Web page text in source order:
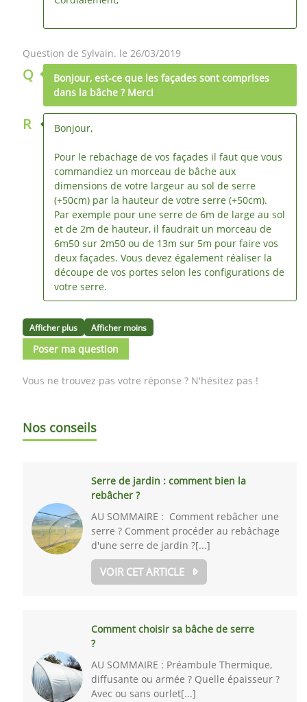
Question de Sylvain. le 26/03/2019
Q
Bonjour, est-ce que les façades sont comprises
dans la bâche ? Merci
R Bonjour,
Pour le rebachage de vos façades il faut que vous
commandiez un morceau de bâche aux
dimensions de votre largeur au sol de serre
(+50cm) par la hauteur de votre serre (+50cm).
Par exemple pour une serre de 6m de large au sol
et de 2m de hauteur, il faudrait un morceau de
6m50 sur 2m50 ou de 13m sur 5m pour faire vos
deux façades. Vous devez également réaliser la
découpe de vos portes selon les configurations de
votre serre.
Afficher plus Afficher moins
Poser ma question
Vous ne trouvez pas votre réponse ? N'hésitez pas !
Nos conseils
Serre de jardin : comment bien la
rebâcher ?
AU SOMMAIRE : Comment rebâcher une
serre ? Comment procéder au rebâchage
d'une serre de jardin ?[...]
VOIR CET ARTICLE
Comment choisir sa bâche de serre
?
AU SOMMAIRE : Préambule Thermique,
diffusante ou armée ? Quelle épaisseur ?
Avec ou sans ourlet[...]